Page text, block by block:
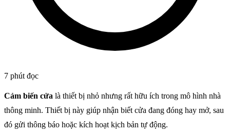
7 phút đọc
Cảm biến cửa là thiết bị nhỏ nhưng rất hữu ích trong mô hình nhà
thông minh. Thiết bị này giúp nhận biết cửa đang đóng hay mở, sau
đó gửi thông báo hoặc kích hoạt kịch bản tự động.